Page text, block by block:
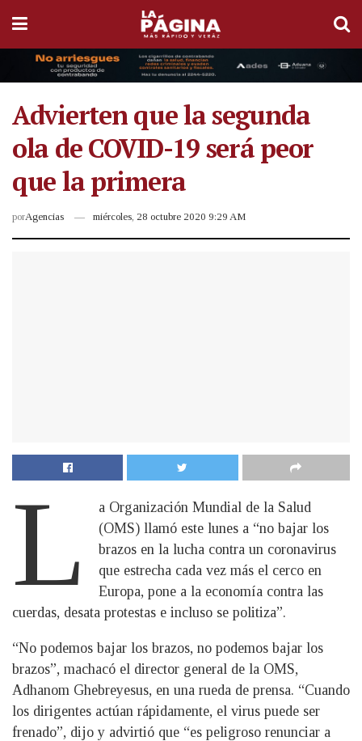
Advierten que la segunda
ola de COVID-19 será peor
que la primera
porAgencias miércoles, 28 octubre 2020 9:29 AM
L
a Organización Mundial de la Salud
(OMS) llamó este lunes a “no bajar los
brazos en la lucha contra un coronavirus
que estrecha cada vez más el cerco en
Europa, pone a la economía contra las
cuerdas, desata protestas e incluso se politiza”.
“No podemos bajar los brazos, no podemos bajar los
brazos”, machacó el director general de la OMS,
Adhanom Ghebreyesus, en una rueda de prensa. “Cuando
los dirigentes actúan rápidamente, el virus puede ser
frenado”, dijo y advirtió que “es peligroso renunciar a